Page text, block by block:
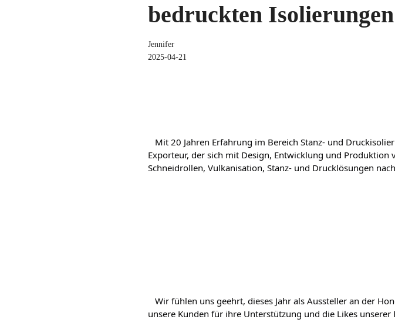
bedruckten
Jennifer
2025-04-21
Mit 20 Jahren Erfahrung im Bereich Stanz- und
Exporteur, der sich mit Design, Entwicklung und
Schneidrollen, Vulkanisation, Stanz- und Drucklösungen
Wir fühlen uns geehrt, dieses Jahr als Aussteller an der
unsere Kunden für ihre Unterstützung und die Likes